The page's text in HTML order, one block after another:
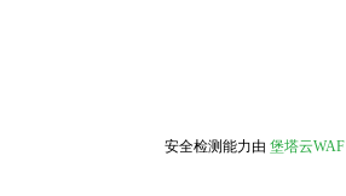
安全检测能力由 堡塔云WAF